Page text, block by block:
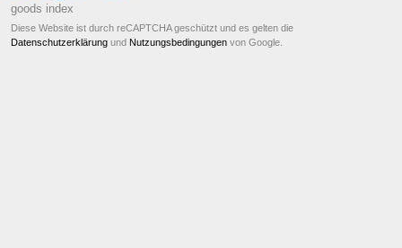
goods index
Diese Website ist durch reCAPTCHA geschützt und es gelten die
Datenschutzerklärung und Nutzungsbedingungen von Google.